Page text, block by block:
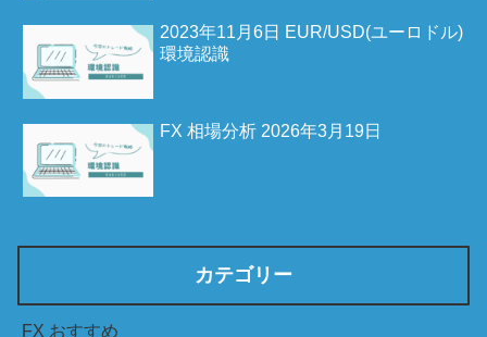
2023年11月6日 EUR/USD(ユーロドル)
環境認識
FX 相場分析 2026年3月19日
カテゴリー
FX おすすめ